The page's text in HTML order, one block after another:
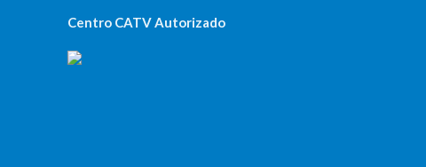
Centro CATV Autorizado